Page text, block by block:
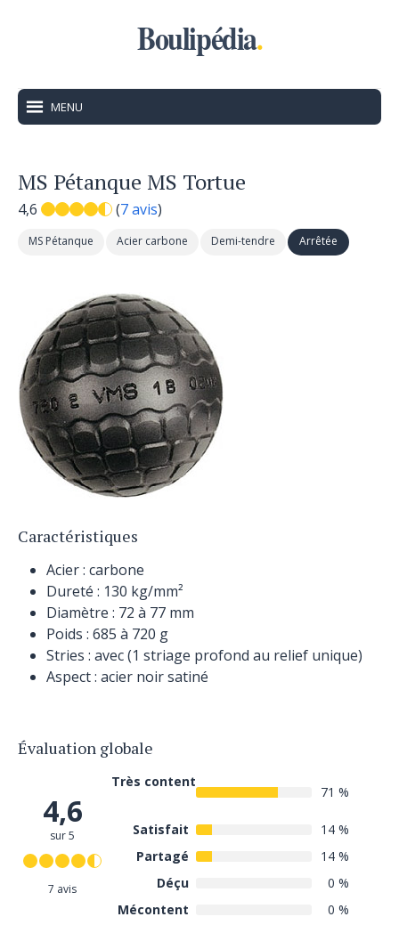
Boulipédia.
MENU
MS Pétanque MS Tortue
4,6 (7 avis)
MS Pétanque Acier carbone Demi-tendre Arrêtée
Caractéristiques
Acier : carbone
Dureté : 130 kg/mm²
Diamètre : 72 à 77 mm
Poids : 685 à 720 g
Stries : avec (1 striage profond au relief unique)
Aspect : acier noir satiné
Évaluation globale
4,6
sur 5
7 avis
Très content
71 %
Satisfait
14 %
Partagé
14 %
Déçu
0 %
Mécontent
0 %